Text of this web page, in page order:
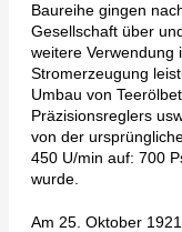
Baureihe gingen
Gesellschaft über
weitere Verwendung
Stromerzeugung
Umbau von
Präzisionsreglers
von der
450 U/min auf: 700
wurde.
Am 25. Oktober